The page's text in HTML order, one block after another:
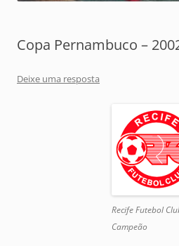
Copa Pernambuco –
Deixe uma resposta
Recife Futebol
Campeão